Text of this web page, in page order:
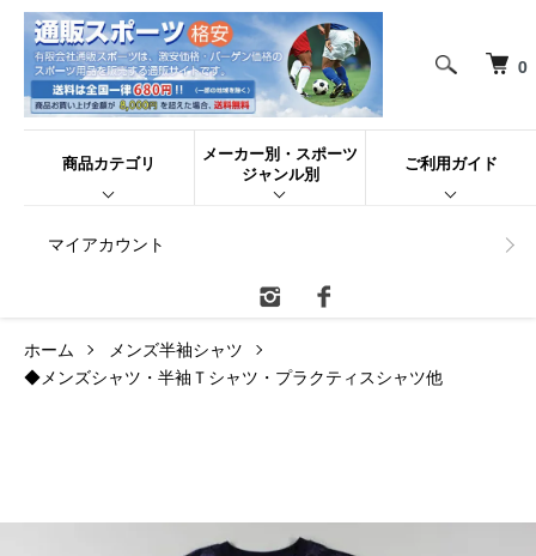
0
商品カテゴリ
メーカー別・スポーツ
ジャンル別
ご利用ガイド
マイアカウント
ホーム
メンズ半袖シャツ
◆メンズシャツ・半袖Ｔシャツ・プラクティスシャツ他